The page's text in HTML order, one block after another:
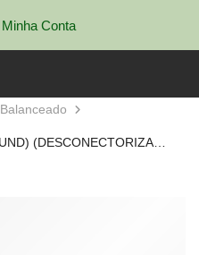
Minha Conta
Balanceado